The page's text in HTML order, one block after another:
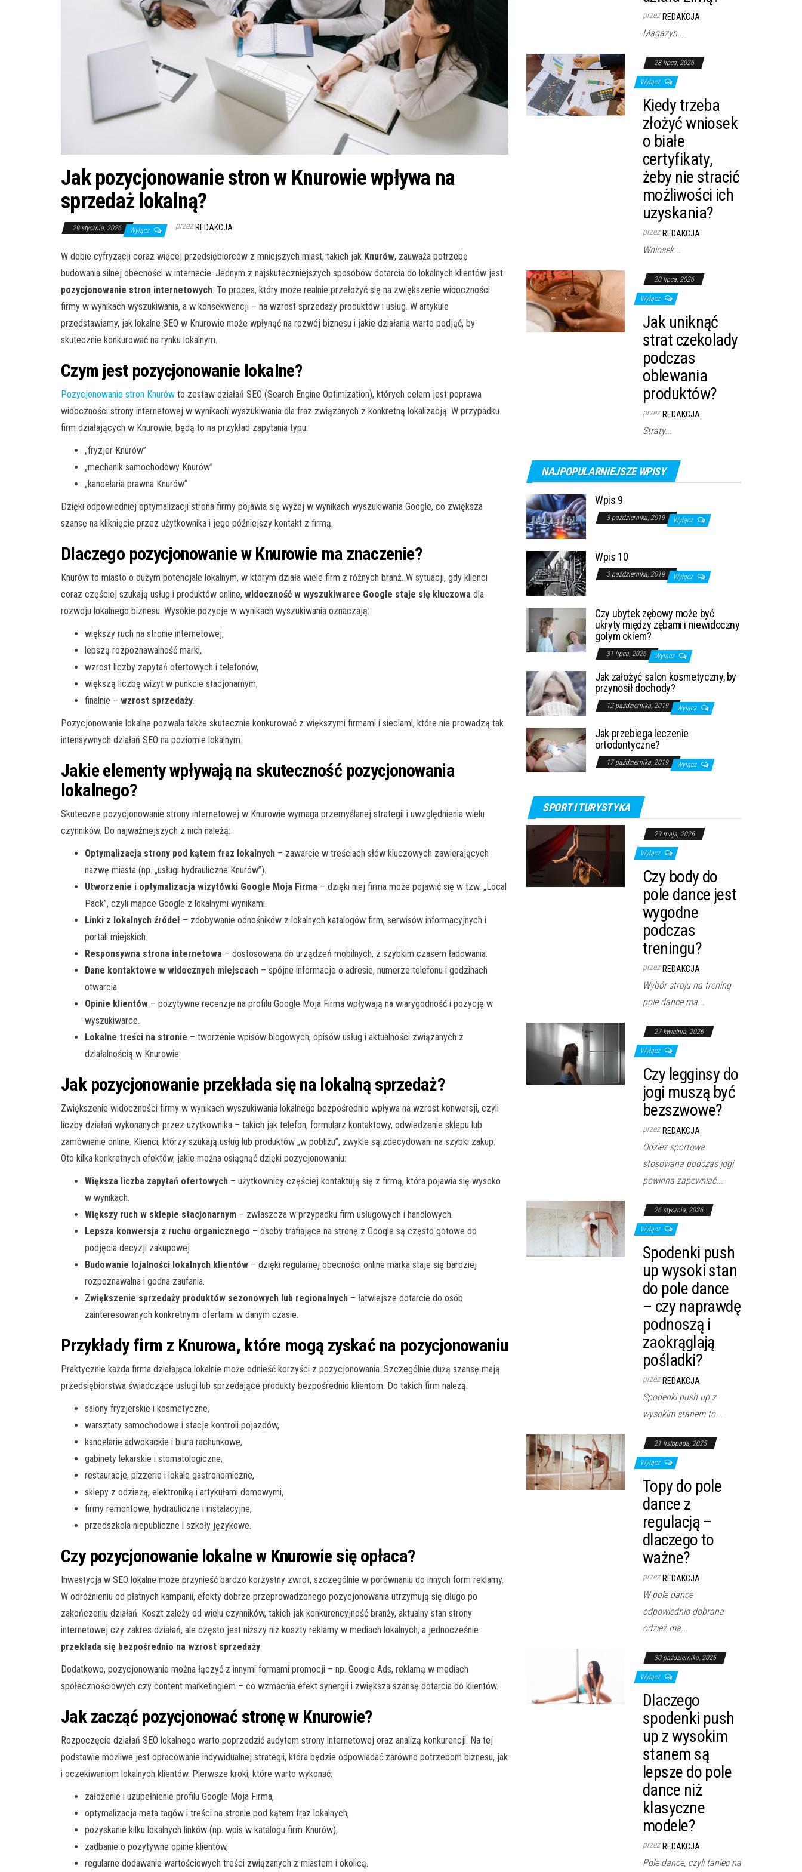
Jak pozycjonowanie stron w Knurowie wpływa na
sprzedaż lokalną?
29 stycznia, 2026 Wyłącz przez REDAKCJA
W dobie cyfryzacji coraz więcej przedsiębiorców z mniejszych miast, takich jak Knurów, zauważa potrzebę
budowania silnej obecności w internecie. Jednym z najskuteczniejszych sposobów dotarcia do lokalnych klientów jest
pozycjonowanie stron internetowych. To proces, który może realnie przełożyć się na zwiększenie widoczności
firmy w wynikach wyszukiwania, a w konsekwencji – na wzrost sprzedaży produktów i usług. W artykule
przedstawiamy, jak lokalne SEO w Knurowie może wpłynąć na rozwój biznesu i jakie działania warto podjąć, by
skutecznie konkurować na rynku lokalnym.
Czym jest pozycjonowanie lokalne?
Pozycjonowanie stron Knurów to zestaw działań SEO (Search Engine Optimization), których celem jest poprawa
widoczności strony internetowej w wynikach wyszukiwania dla fraz związanych z konkretną lokalizacją. W przypadku
firm działających w Knurowie, będą to na przykład zapytania typu:
„fryzjer Knurów”
„mechanik samochodowy Knurów”
„kancelaria prawna Knurów”
Dzięki odpowiedniej optymalizacji strona firmy pojawia się wyżej w wynikach wyszukiwania Google, co zwiększa
szansę na kliknięcie przez użytkownika i jego późniejszy kontakt z firmą.
Dlaczego pozycjonowanie w Knurowie ma znaczenie?
Knurów to miasto o dużym potencjale lokalnym, w którym działa wiele firm z różnych branż. W sytuacji, gdy klienci
coraz częściej szukają usług i produktów online, widoczność w wyszukiwarce Google staje się kluczowa dla
rozwoju lokalnego biznesu. Wysokie pozycje w wynikach wyszukiwania oznaczają:
większy ruch na stronie internetowej,
lepszą rozpoznawalność marki,
wzrost liczby zapytań ofertowych i telefonów,
większą liczbę wizyt w punkcie stacjonarnym,
finalnie – wzrost sprzedaży.
Pozycjonowanie lokalne pozwala także skutecznie konkurować z większymi firmami i sieciami, które nie prowadzą tak
intensywnych działań SEO na poziomie lokalnym.
Jakie elementy wpływają na skuteczność pozycjonowania
lokalnego?
Skuteczne pozycjonowanie strony internetowej w Knurowie wymaga przemyślanej strategii i uwzględnienia wielu
czynników. Do najważniejszych z nich należą:
Optymalizacja strony pod kątem fraz lokalnych – zawarcie w treściach słów kluczowych zawierających
nazwę miasta (np. „usługi hydrauliczne Knurów”).
Utworzenie i optymalizacja wizytówki Google Moja Firma – dzięki niej firma może pojawić się w tzw. „Local
Pack”, czyli mapce Google z lokalnymi wynikami.
Linki z lokalnych źródeł – zdobywanie odnośników z lokalnych katalogów firm, serwisów informacyjnych i
portali miejskich.
Responsywna strona internetowa – dostosowana do urządzeń mobilnych, z szybkim czasem ładowania.
Dane kontaktowe w widocznych miejscach – spójne informacje o adresie, numerze telefonu i godzinach
otwarcia.
Opinie klientów – pozytywne recenzje na profilu Google Moja Firma wpływają na wiarygodność i pozycję w
wyszukiwarce.
Lokalne treści na stronie – tworzenie wpisów blogowych, opisów usług i aktualności związanych z
działalnością w Knurowie.
Jak pozycjonowanie przekłada się na lokalną sprzedaż?
Zwiększenie widoczności firmy w wynikach wyszukiwania lokalnego bezpośrednio wpływa na wzrost konwersji, czyli
liczby działań wykonanych przez użytkownika – takich jak telefon, formularz kontaktowy, odwiedzenie sklepu lub
zamówienie online. Klienci, którzy szukają usług lub produktów „w pobliżu”, zwykle są zdecydowani na szybki zakup.
Oto kilka konkretnych efektów, jakie można osiągnąć dzięki pozycjonowaniu:
Większa liczba zapytań ofertowych – użytkownicy częściej kontaktują się z firmą, która pojawia się wysoko
w wynikach.
Większy ruch w sklepie stacjonarnym – zwłaszcza w przypadku firm usługowych i handlowych.
Lepsza konwersja z ruchu organicznego – osoby trafiające na stronę z Google są często gotowe do
podjęcia decyzji zakupowej.
Budowanie lojalności lokalnych klientów – dzięki regularnej obecności online marka staje się bardziej
rozpoznawalna i godna zaufania.
Zwiększenie sprzedaży produktów sezonowych lub regionalnych – łatwiejsze dotarcie do osób
zainteresowanych konkretnymi ofertami w danym czasie.
Przykłady firm z Knurowa, które mogą zyskać na pozycjonowaniu
Praktycznie każda firma działająca lokalnie może odnieść korzyści z pozycjonowania. Szczególnie dużą szansę mają
przedsiębiorstwa świadczące usługi lub sprzedające produkty bezpośrednio klientom. Do takich firm należą:
salony fryzjerskie i kosmetyczne,
warsztaty samochodowe i stacje kontroli pojazdów,
kancelarie adwokackie i biura rachunkowe,
gabinety lekarskie i stomatologiczne,
restauracje, pizzerie i lokale gastronomiczne,
sklepy z odzieżą, elektroniką i artykułami domowymi,
firmy remontowe, hydrauliczne i instalacyjne,
przedszkola niepubliczne i szkoły językowe.
Czy pozycjonowanie lokalne w Knurowie się opłaca?
Inwestycja w SEO lokalne może przynieść bardzo korzystny zwrot, szczególnie w porównaniu do innych form reklamy.
W odróżnieniu od płatnych kampanii, efekty dobrze przeprowadzonego pozycjonowania utrzymują się długo po
zakończeniu działań. Koszt zależy od wielu czynników, takich jak konkurencyjność branży, aktualny stan strony
internetowej czy zakres działań, ale często jest niższy niż koszty reklamy w mediach lokalnych, a jednocześnie
przekłada się bezpośrednio na wzrost sprzedaży.
Dodatkowo, pozycjonowanie można łączyć z innymi formami promocji – np. Google Ads, reklamą w mediach
społecznościowych czy content marketingiem – co wzmacnia efekt synergii i zwiększa szansę dotarcia do klientów.
Jak zacząć pozycjonować stronę w Knurowie?
Rozpoczęcie działań SEO lokalnego warto poprzedzić audytem strony internetowej oraz analizą konkurencji. Na tej
podstawie możliwe jest opracowanie indywidualnej strategii, która będzie odpowiadać zarówno potrzebom biznesu, jak
i oczekiwaniom lokalnych klientów. Pierwsze kroki, które warto wykonać:
założenie i uzupełnienie profilu Google Moja Firma,
optymalizacja meta tagów i treści na stronie pod kątem fraz lokalnych,
pozyskanie kilku lokalnych linków (np. wpis w katalogu firm Knurów),
zadbanie o pozytywne opinie klientów,
regularne dodawanie wartościowych treści związanych z miastem i okolicą.
przez REDAKCJA
Magazyn...
28 lipca, 2026
Wyłącz
Kiedy trzeba
złożyć wniosek
o białe
certyfikaty,
żeby nie stracić
możliwości ich
uzyskania?
przez REDAKCJA
Wniosek...
20 lipca, 2026
Wyłącz
Jak uniknąć
strat czekolady
podczas
oblewania
produktów?
przez REDAKCJA
Straty...
NAJPOPULARNIEJSZE WPISY
Wpis 9
3 października, 2019 Wyłącz
Wpis 10
3 października, 2019 Wyłącz
Czy ubytek zębowy może być
ukryty między zębami i niewidoczny
gołym okiem?
31 lipca, 2026 Wyłącz
Jak założyć salon kosmetyczny, by
przynosił dochody?
12 października, 2019 Wyłącz
Jak przebiega leczenie
ortodontyczne?
17 października, 2019 Wyłącz
SPORT I TURYSTYKA
29 maja, 2026
Wyłącz
Czy body do
pole dance jest
wygodne
podczas
treningu?
przez REDAKCJA
Wybór stroju na trening
pole dance ma...
27 kwietnia, 2026
Wyłącz
Czy legginsy do
jogi muszą być
bezszwowe?
przez REDAKCJA
Odzież sportowa
stosowana podczas jogi
powinna zapewniać...
26 stycznia, 2026
Wyłącz
Spodenki push
up wysoki stan
do pole dance
– czy naprawdę
podnoszą i
zaokrąglają
pośladki?
przez REDAKCJA
Spodenki push up z
wysokim stanem to...
21 listopada, 2025
Wyłącz
Topy do pole
dance z
regulacją –
dlaczego to
ważne?
przez REDAKCJA
W pole dance
odpowiednio dobrana
odzież ma...
30 października, 2025
Wyłącz
Dlaczego
spodenki push
up z wysokim
stanem są
lepsze do pole
dance niż
klasyczne
modele?
przez REDAKCJA
Pole dance, czyli taniec na